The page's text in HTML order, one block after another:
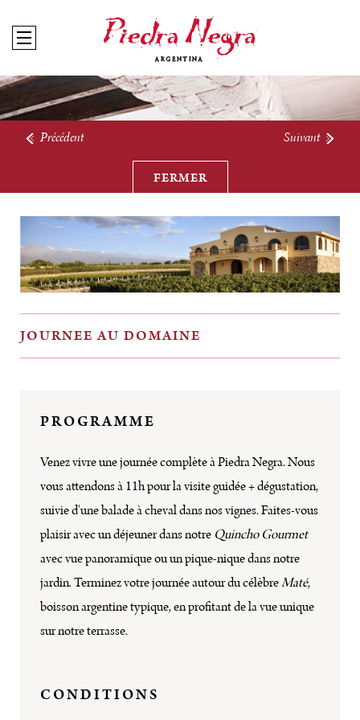
Précédent Suivant
FERMER
JOURNEE AU DOMAINE
PROGRAMME
Venez vivre une journée complète à Piedra Negra. Nous
vous attendons à 11h pour la visite guidée + dégustation,
suivie d'une balade à cheval dans nos vignes. Faites-vous
plaisir avec un déjeuner dans notre Quincho Gourmet
avec vue panoramique ou un pique-nique dans notre
jardin. Terminez votre journée autour du célèbreMaté,
boisson argentine typique, en profitant de la vue unique
sur notre terrasse.
CONDITIONS